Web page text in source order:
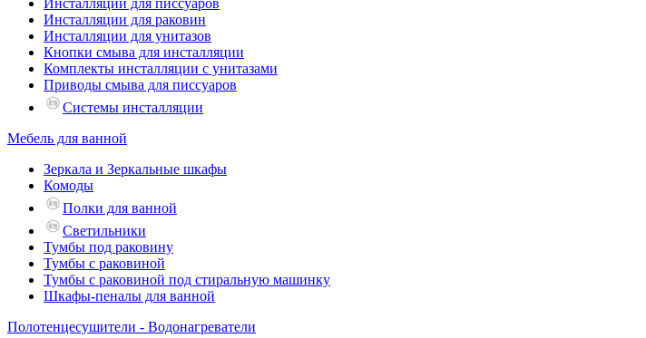
Инсталляции для писсуаров
Инсталляции для раковин
Инсталляции для унитазов
Кнопки смыва для инсталляции
Комплекты инсталляции с унитазами
Приводы смыва для писсуаров
Системы инсталляции
Мебель для ванной
Зеркала и Зеркальные шкафы
Комоды
Полки для ванной
Светильники
Тумбы под раковину
Тумбы с раковиной
Тумбы с раковиной под стиральную машинку
Шкафы-пеналы для ванной
Полотенцесушители - Водонагреватели